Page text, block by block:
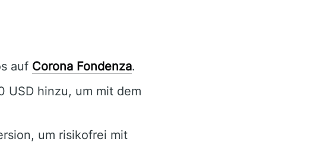
auf Corona Fondenza.
USD hinzu, um mit dem
um risikofrei mit